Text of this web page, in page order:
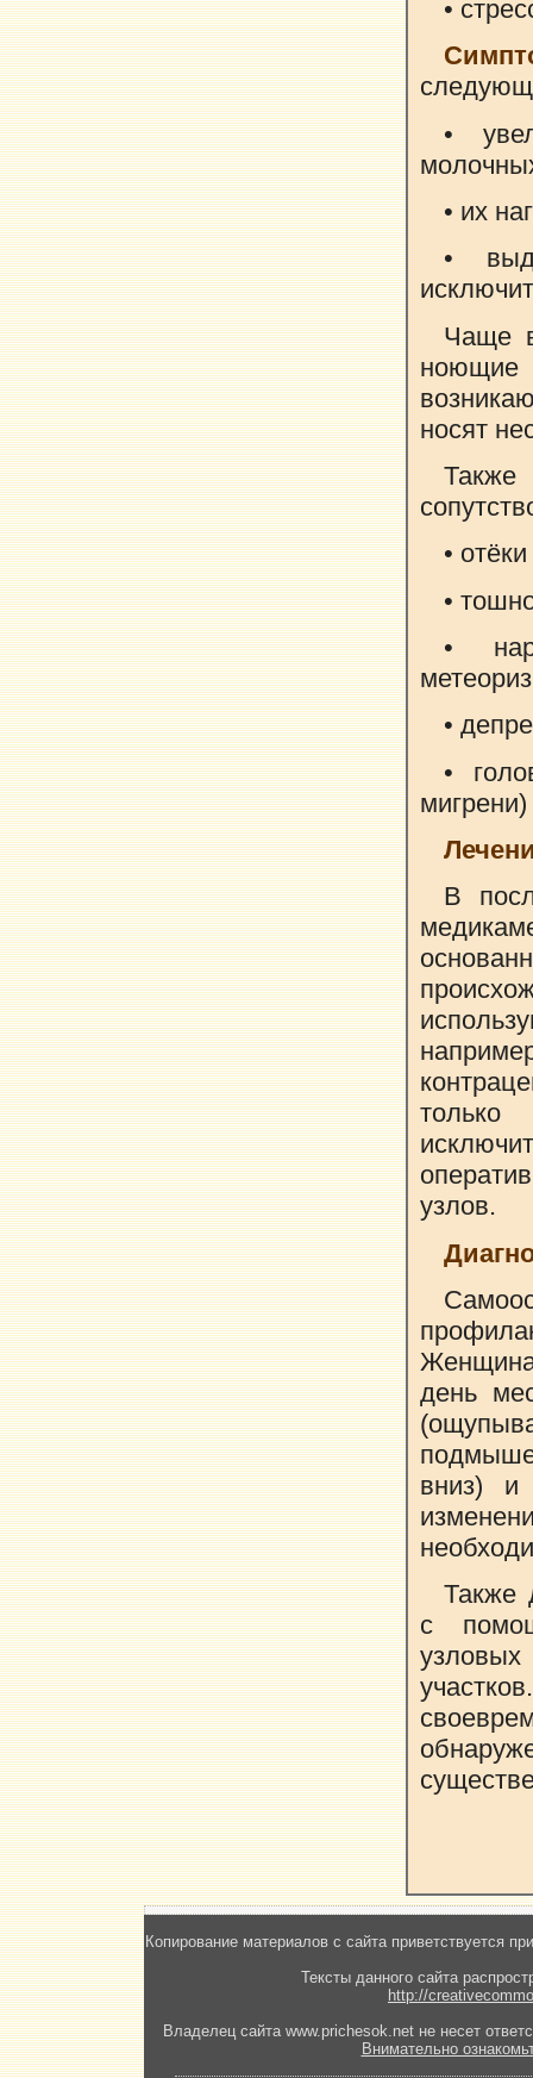
•
•
• их
•
Чаще
носят
•
•
•
•
•
мигрени)
В
узлов.
день
вниз) и
Также
с
Копирование материалов с сайта приветствуется
Тексты данного сайта
http://
Владелец сайта www.prichesok.net не несет
Внимательно